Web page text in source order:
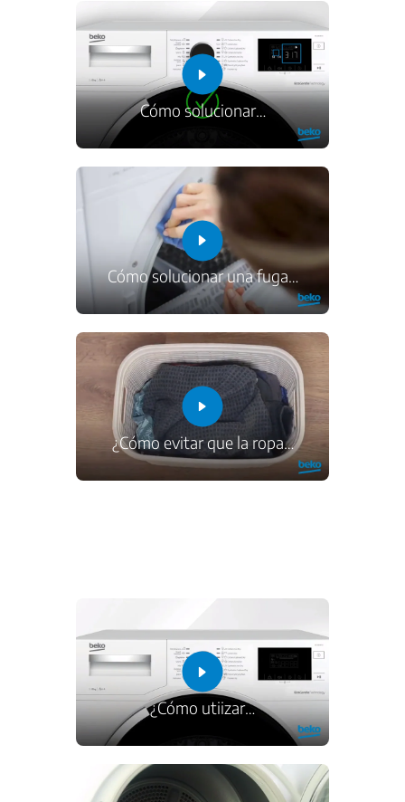
Cómo solucionar…
Cómo solucionar una fuga…
¿Cómo evitar que la ropa…
¿Cómo utiizar…